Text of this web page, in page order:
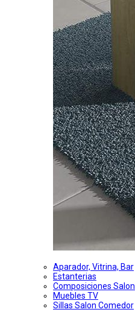
Aparador, Vitrina, Bar
Estanterias
Composiciones Salon
Muebles TV
Sillas Salon Comedor